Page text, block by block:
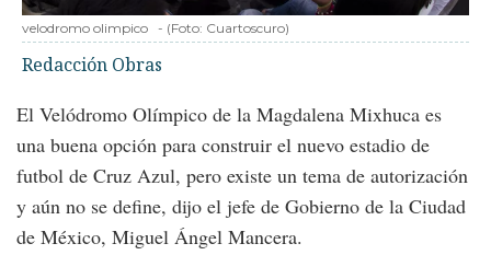
velodromo olimpico - (Foto: Cuartoscuro)
Redacción Obras
El Velódromo Olímpico de la Magdalena Mixhuca es
una buena opción para construir el nuevo estadio de
futbol de Cruz Azul, pero existe un tema de autorización
y aún no se define, dijo el jefe de Gobierno de la Ciudad
de México, Miguel Ángel Mancera.